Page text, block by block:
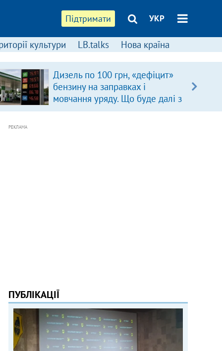
Підтримати УКР
культури LB.talks Нова країна
Дизель по 100 грн, «дефіцит»
бензину на заправках і
мовчання уряду. Що буде далі з
цінами на пальне?
РЕКЛАМА
ПУБЛІКАЦІЇ